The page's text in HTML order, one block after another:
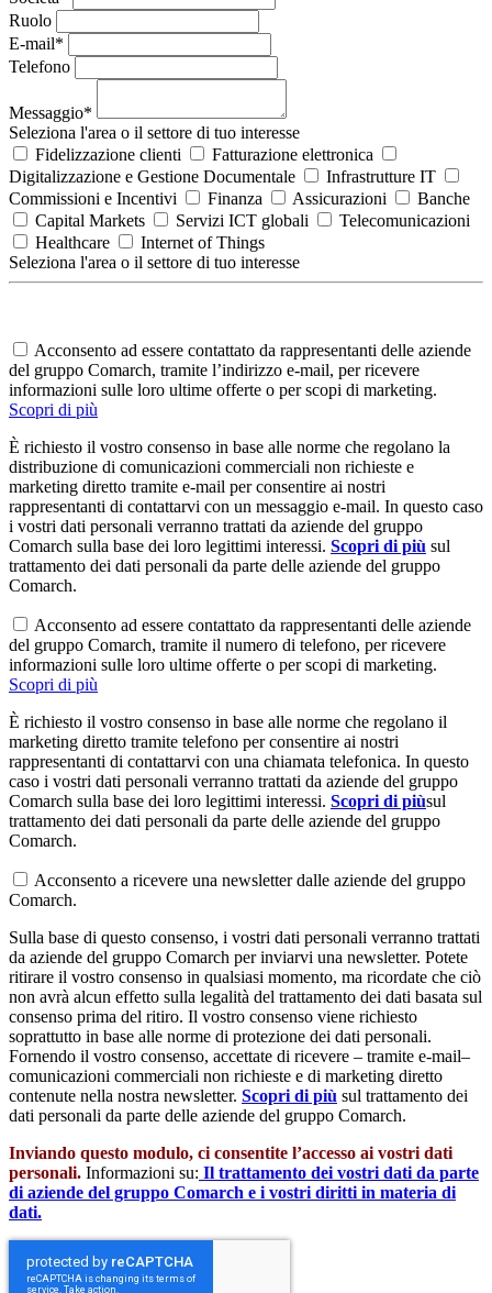
Ruolo
E-mail*
Telefono
Messaggio*
Seleziona l'area o il settore di tuo interesse
Fidelizzazione clienti
Fatturazione elettronica
Digitalizzazione e Gestione Documentale
Infrastrutture IT
Commissioni e Incentivi
Finanza Assicurazioni
Banche
Capital Markets
Servizi ICT globali
Telecomunicazioni
Healthcare
Internet of Things
Seleziona l'area o il settore di tuo interesse
Acconsento ad essere contattato da rappresentanti delle aziende
del gruppo Comarch, tramite l’indirizzo e-mail, per ricevere
informazioni sulle loro ultime offerte o per scopi di marketing.
Scopri di più
È richiesto il vostro consenso in base alle norme che regolano la
distribuzione di comunicazioni commerciali non richieste e
marketing diretto tramite e-mail per consentire ai nostri
rappresentanti di contattarvi con un messaggio e-mail. In questo caso
i vostri dati personali verranno trattati da aziende del gruppo
Comarch sulla base dei loro legittimi interessi. Scopri di più sul
trattamento dei dati personali da parte delle aziende del gruppo
Comarch.
Acconsento ad essere contattato da rappresentanti delle aziende
del gruppo Comarch, tramite il numero di telefono, per ricevere
informazioni sulle loro ultime offerte o per scopi di marketing.
Scopri di più
È richiesto il vostro consenso in base alle norme che regolano il
marketing diretto tramite telefono per consentire ai nostri
rappresentanti di contattarvi con una chiamata telefonica. In questo
caso i vostri dati personali verranno trattati da aziende del gruppo
Comarch sulla base dei loro legittimi interessi. Scopri di piùsul
trattamento dei dati personali da parte delle aziende del gruppo
Comarch.
Acconsento a ricevere una newsletter dalle aziende del gruppo
Comarch.
Sulla base di questo consenso, i vostri dati personali verranno trattati
da aziende del gruppo Comarch per inviarvi una newsletter. Potete
ritirare il vostro consenso in qualsiasi momento, ma ricordate che ciò
non avrà alcun effetto sulla legalità del trattamento dei dati basata sul
consenso prima del ritiro. Il vostro consenso viene richiesto
soprattutto in base alle norme di protezione dei dati personali.
Fornendo il vostro consenso, accettate di ricevere – tramite e-mail–
comunicazioni commerciali non richieste e di marketing diretto
contenute nella nostra newsletter. Scopri di più sul trattamento dei
dati personali da parte delle aziende del gruppo Comarch.
Inviando questo modulo, ci consentite l’accesso ai vostri dati
personali. Informazioni su: Il trattamento dei vostri dati da parte
di aziende del gruppo Comarch e i vostri diritti in materia di
dati.